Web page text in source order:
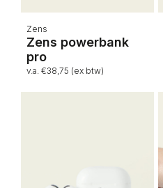
Zens
Zens powerbank
pro
v.a. €38,75 (ex btw)